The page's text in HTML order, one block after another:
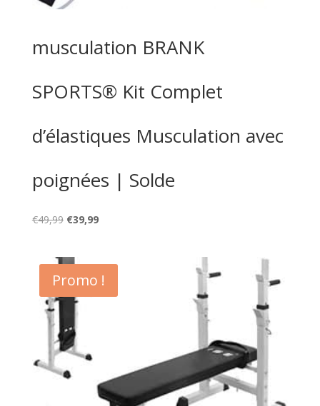
musculation BRANK
SPORTS® Kit Complet
d’élastiques Musculation avec
poignées | Solde
€49,99 Le
était :
€49,99.
€39,99Le
est :
€39,99.
Promo !